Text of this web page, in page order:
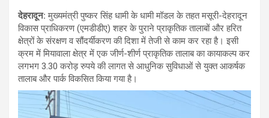
देहरादून: मुख्यमंत्री पुष्कर सिंह धामी के धामी मॉडल के तहत मसूरी-देहरादून
विकास प्राधिकरण (एमडीडीए) शहर के पुराने प्राकृतिक तालाबों और हरित
क्षेत्रों के संरक्षण व सौंदर्यीकरण की दिशा में तेजी से काम कर रहा है। इसी
क्रम में मियावाला क्षेत्र में एक जीर्ण-शीर्ण प्राकृतिक तालाब का कायाकल्प कर
लगभग 3.30 करोड़ रुपये की लागत से आधुनिक सुविधाओं से युक्त आकर्षक
तालाब और पार्क विकसित किया गया है।